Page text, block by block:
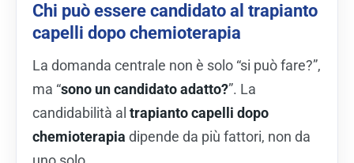
Chi può essere candidato al trapianto
capelli dopo chemioterapia
La domanda centrale non è solo “si può fare?”,
ma “sono un candidato adatto?”. La
candidabilità al trapianto capelli dopo
chemioterapia dipende da più fattori, non da